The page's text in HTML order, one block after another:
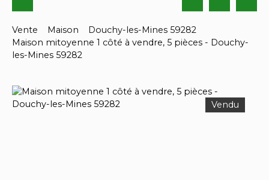
Vente Maison
Douchy-les-Mines 59282
Maison mitoyenne 1 côté à vendre, 5 pièces - Douchy-
les-Mines 59282
Vendu